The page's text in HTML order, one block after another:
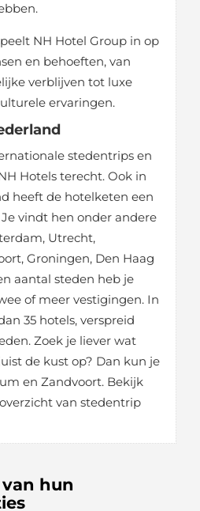
NH Hotel Group in op
en behoeften, van
verblijven tot luxe
ervaringen.
stedentrips en
Hotels terecht. Ook in
heeft de hotelketen een
vindt hen onder andere
Utrecht,
Groningen, Den Haag
aantal steden heb je
of meer vestigingen. In
35 hotels, verspreid
Zoek je liever wat
de kust op? Dan kun je
en Zandvoort. Bekijk
van stedentrip
hun